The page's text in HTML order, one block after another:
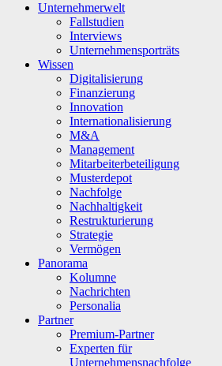
Unternehmerwelt
Fallstudien
Interviews
Unternehmensporträts
Wissen
Digitalisierung
Finanzierung
Innovation
Internationalisierung
M&A
Management
Mitarbeiterbeteiligung
Musterdepot
Nachfolge
Nachhaltigkeit
Restrukturierung
Strategie
Vermögen
Panorama
Kolumne
Nachrichten
Personalia
Partner
Premium-Partner
Experten für
Unternehmensnachfolge